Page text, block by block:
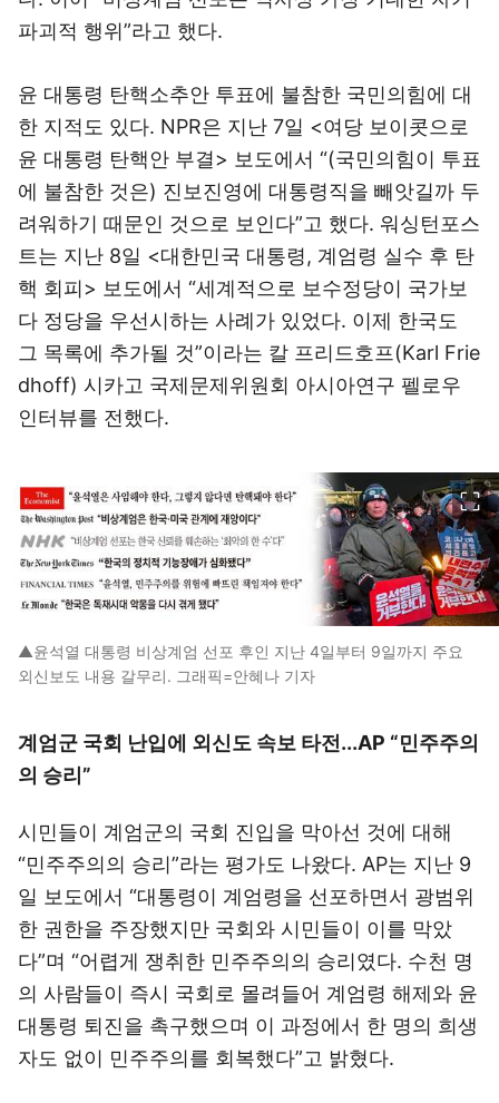
파괴적 행위”라고 했다.
윤 대통령 탄핵소추안 투표에 불참한 국민의힘에 대
한 지적도 있다. NPR은 지난 7일 <여당 보이콧으로
윤 대통령 탄핵안 부결> 보도에서 “(국민의힘이 투표
에 불참한 것은) 진보진영에 대통령직을 빼앗길까 두
려워하기 때문인 것으로 보인다”고 했다. 워싱턴포스
트는 지난 8일 <대한민국 대통령, 계엄령 실수 후 탄
핵 회피> 보도에서 “세계적으로 보수정당이 국가보
다 정당을 우선시하는 사례가 있었다. 이제 한국도
그 목록에 추가될 것”이라는 칼 프리드호프(Karl Frie
dhoff) 시카고 국제문제위원회 아시아연구 펠로우
인터뷰를 전했다.
▲윤석열 대통령 비상계엄 선포 후인 지난 4일부터 9일까지 주요
외신보도 내용 갈무리. 그래픽=안혜나 기자
계엄군 국회 난입에 외신도 속보 타전...AP “민주주의
의 승리”
시민들이 계엄군의 국회 진입을 막아선 것에 대해
“민주주의의 승리”라는 평가도 나왔다. AP는 지난 9
일 보도에서 “대통령이 계엄령을 선포하면서 광범위
한 권한을 주장했지만 국회와 시민들이 이를 막았
다”며 “어렵게 쟁취한 민주주의의 승리였다. 수천 명
의 사람들이 즉시 국회로 몰려들어 계엄령 해제와 윤
대통령 퇴진을 촉구했으며 이 과정에서 한 명의 희생
자도 없이 민주주의를 회복했다”고 밝혔다.